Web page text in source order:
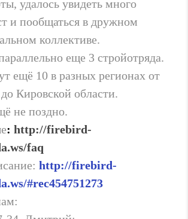
удалось увидеть много
и пообщаться в дружном
коллективе.
еще 3 стройотряда.
ещё 10 в разных регионах от
Кировской области.
не поздно.
: http://firebird-
faq
http://firebird-
#rec454751273